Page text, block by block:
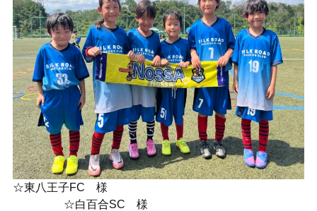
☆東八王子FC 様
☆白百合SC 様